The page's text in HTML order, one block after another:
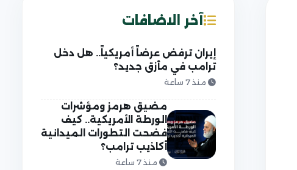
آخر الاضافات
إيران ترفض عرضاً أمريكياً.. هل دخل
ترامب في مأزق جديد؟
منذ 7 ساعة
مضيق هرمز ومؤشرات
الورطة الأمريكية.. كيف
فضحت التطورات الميدانية
أكاذيب ترامب؟
منذ 7 ساعة